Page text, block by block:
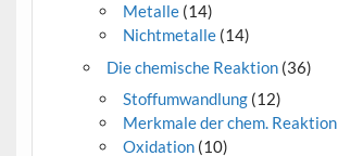
Metalle (14)
Nichtmetalle (14)
Die chemische Reaktion (36)
Stoffumwandlung (12)
Merkmale der chem. Reaktion
Oxidation (10)